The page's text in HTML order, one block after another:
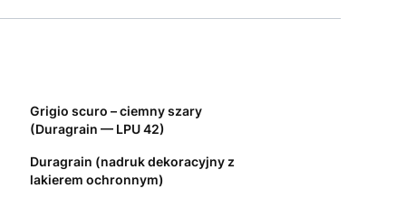
Grigio scuro – ciemny szary
(Duragrain — LPU 42)
Duragrain (nadruk dekoracyjny z
lakierem ochronnym)